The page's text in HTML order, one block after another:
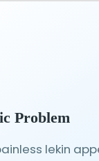
Problem
lekin